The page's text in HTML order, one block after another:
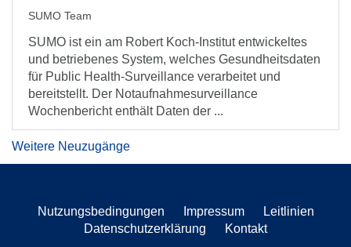
SUMO Team
SUMO ist ein am Robert Koch-Institut entwickeltes
und betriebenes System, welches Gesundheitsdaten
für Public Health-Surveillance verarbeitet und
bereitstellt. Der Notaufnahmesurveillance
Wochenbericht enthält Daten der ...
Weitere Neuzugänge
Nutzungsbedingungen Impressum
Leitlinien
Datenschutzerklärung
Kontakt